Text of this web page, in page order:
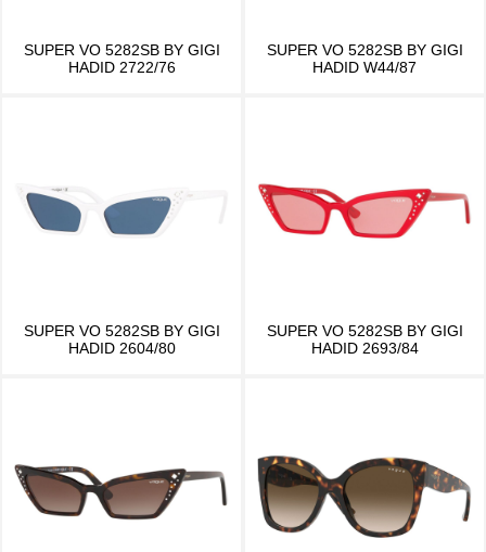
SUPER VO 5282SB BY GIGI
HADID 2722/76
SUPER VO 5282SB BY GIGI
HADID W44/87
SUPER VO 5282SB BY GIGI
HADID 2604/80
SUPER VO 5282SB BY GIGI
HADID 2693/84